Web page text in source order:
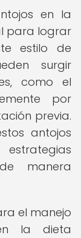
en la
para lograr
estilo de
surgir
como el
por
previa.
antojos
manera
el manejo
la dieta